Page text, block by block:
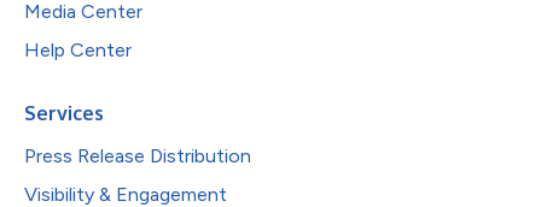
Media Center
Help Center
Services
Press Release Distribution
Visibility & Engagement